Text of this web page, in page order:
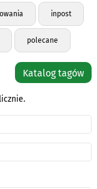
inpost
polecane
Katalog tagów